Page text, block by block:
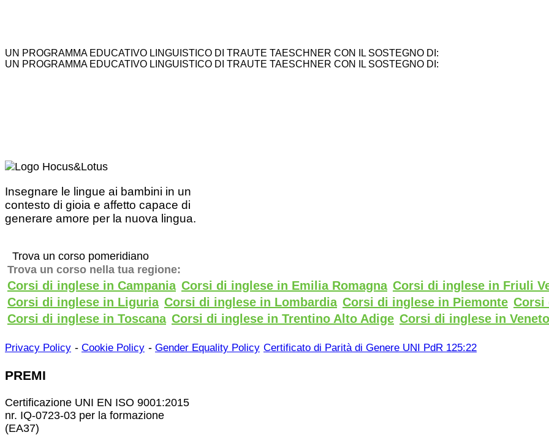
UN PROGRAMMA EDUCATIVO LINGUISTICO DI TRAUTE TAESCHNER CON IL SOSTEGNO DI:
UN PROGRAMMA EDUCATIVO LINGUISTICO DI TRAUTE TAESCHNER CON IL SOSTEGNO DI:
Insegnare le lingue ai bambini in un
contesto di gioia e affetto capace di
generare amore per la nuova lingua.
Trova un corso pomeridiano
Trova un corso nella tua regione:
Corsi di inglese in Campania Corsi di inglese in Emilia Romagna Corsi di inglese in Friuli
Corsi di inglese in Liguria Corsi di inglese in Lombardia Corsi di inglese in Piemonte Corsi
Corsi di inglese in Toscana Corsi di inglese in Trentino Alto Adige Corsi di inglese in Veneto
Privacy Policy - Cookie Policy - Gender Equality Policy Certificato di Parità di Genere UNI PdR 125:22
PREMI
Certificazione UNI EN ISO 9001:2015
nr. IQ-0723-03 per la formazione
(EA37)